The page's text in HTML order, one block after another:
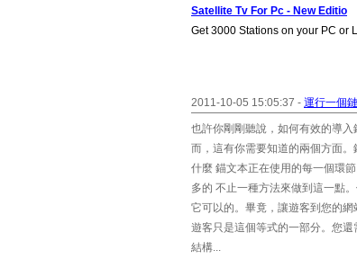
Satellite Tv For Pc - New Editio
Get 3000 Stations on your PC or
2011-10-05 15:05:37 - 運行一個
也許你剛剛聽說，如何有效的導
而，這有你需要知道的兩個方面
什麼 錨文本正在使用的每一個環
多的 不止一種方法來做到這一點
它可以的。畢竟，讓遊客到您的
遊客只是這個等式的一部分。您
結構...